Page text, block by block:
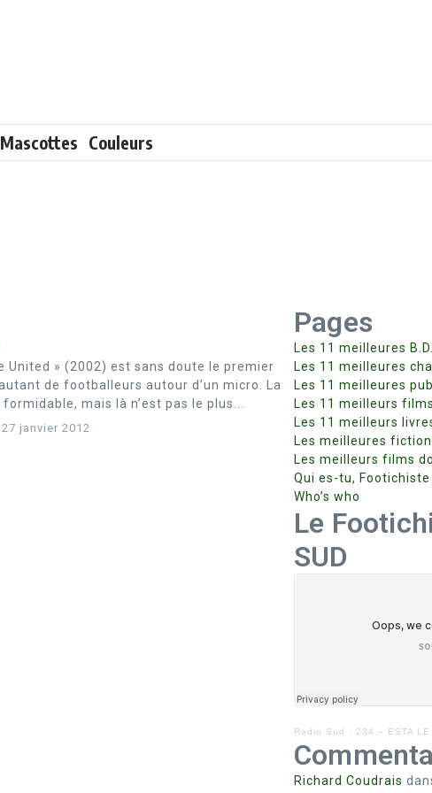
Mascottes Couleurs
United » (2002) est sans doute le premier
de footballeurs autour d’un micro. La
mais là n’est pas le plus...
27 janvier 2012
Pages
Les 11 meilleures
Les 11 meilleures
Les 11 meilleures
Les 11 meilleurs
Les 11 meilleurs
Les meilleures
Les meilleurs films
Qui es-tu, Footichiste
Who’s who
Le
SUD
Radio Sud · 234 – ESTA LE
Richard Coudrais